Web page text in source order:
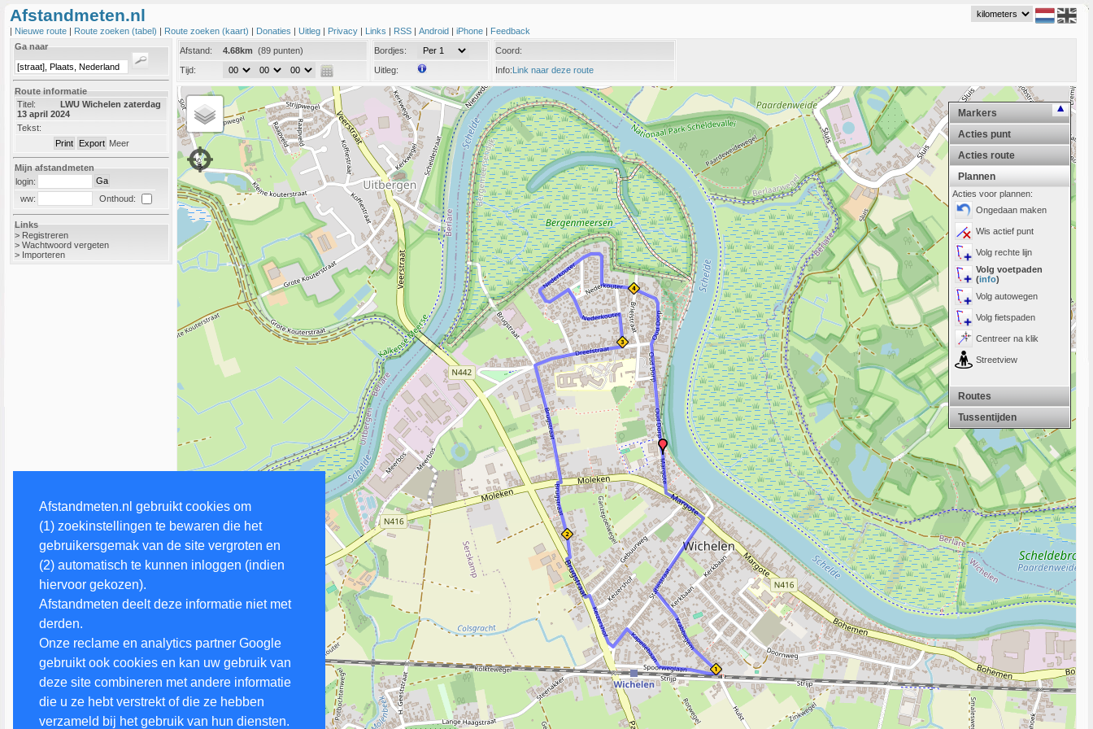
Afstandmeten.nl gebruikt cookies om
(1) zoekinstellingen te bewaren die het
gebruikersgemak van de site vergroten en
(2) automatisch te kunnen inloggen (indien
hiervoor gekozen).
Afstandmeten deelt deze informatie niet met
derden.
Onze reclame en analytics partner Google
gebruikt ook cookies en kan uw gebruik van
deze site combineren met andere informatie
die u ze hebt verstrekt of die ze hebben
verzameld bij het gebruik van hun diensten.
Afstandmeten.nl
| Nieuwe route | Route zoeken (tabel) | Route zoeken (kaart) | Donaties | Uitleg | Privacy | Links | RSS | Android | iPhone | Feedback
Ga naar
Route informatie
Titel:
LWU Wichelen zaterdag
13 april 2024
Tekst:
Meer
Mijn afstandmeten
login:
ww:
Onthoud:
Links
> Registreren
> Wachtwoord vergeten
> Importeren
Afstand: 4.68km
(89 punten)
Tijd:
Bordjes:
Uitleg:
Coord:
Info:Link naar deze route
Markers
Acties punt
Acties route
Plannen
Acties voor plannen:
Ongedaan maken
Wis actief punt
Volg rechte lijn
Volg voetpaden
(info)
Volg autowegen
Volg fietspaden
Centreer na klik
Streetview
Routes
Tussentijden